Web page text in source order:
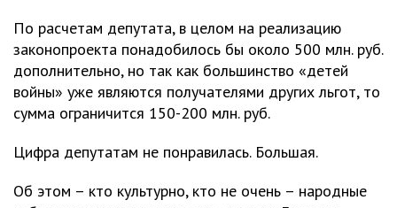
По расчетам депутата, в целом на реализацию
законопроекта понадобилось бы около 500 млн. руб.
дополнительно, но так как большинство «детей
войны» уже являются получателями других льгот, то
сумма ограничится 150-200 млн. руб.
Цифра депутатам не понравилась. Большая.
Об этом – кто культурно, кто не очень – народные